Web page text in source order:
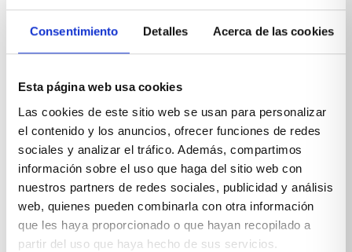
Consentimiento Detalles Acerca de las cookies
Esta página web usa cookies
Las cookies de este sitio web se usan para personalizar
el contenido y los anuncios, ofrecer funciones de redes
sociales y analizar el tráfico. Además, compartimos
información sobre el uso que haga del sitio web con
nuestros partners de redes sociales, publicidad y análisis
web, quienes pueden combinarla con otra información
que les haya proporcionado o que hayan recopilado a
partir del uso que haya hecho de sus servicios.
Armarios a medida para
habitaciones juveniles
mucho más que un simple mueble para guardar
espacio que se adapta a un mundo en constante...
Leer más
SOLUCIONES AMUEBLAR CASAS REALES